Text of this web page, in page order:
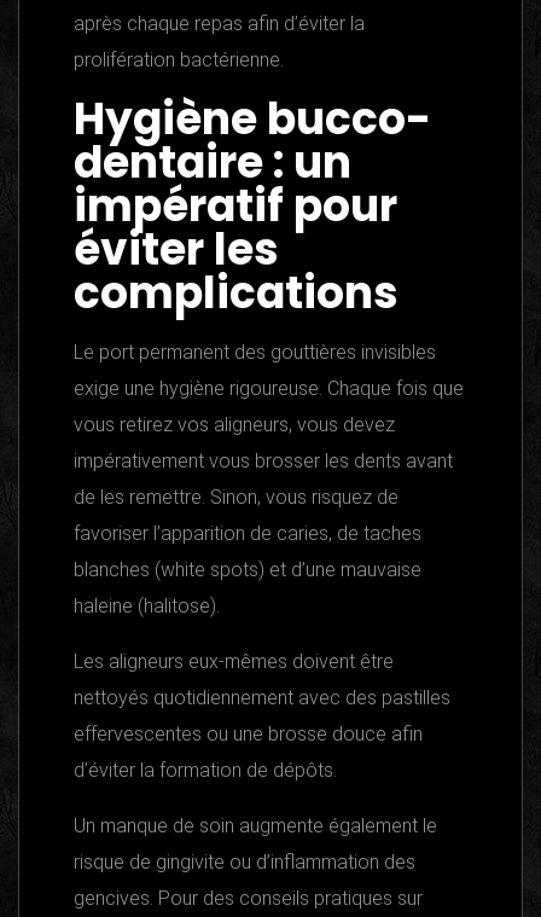
après chaque repas afin d’éviter la
prolifération bactérienne.
Hygiène bucco-
dentaire : un
impératif pour
éviter les
complications
Le port permanent des gouttières invisibles
exige une hygiène rigoureuse. Chaque fois que
vous retirez vos aligneurs, vous devez
impérativement vous brosser les dents avant
de les remettre. Sinon, vous risquez de
favoriser l’apparition de caries, de taches
blanches (white spots) et d’une mauvaise
haleine (halitose).
Les aligneurs eux-mêmes doivent être
nettoyés quotidiennement avec des pastilles
effervescentes ou une brosse douce afin
d’éviter la formation de dépôts.
Un manque de soin augmente également le
risque de gingivite ou d’inflammation des
gencives. Pour des conseils pratiques sur